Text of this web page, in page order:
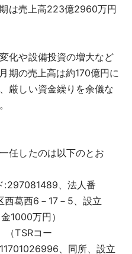
は売上高223億2960万円
化や設備投資の増大など
期の売上高は約170億円に
厳しい資金繰りを余儀な
任したのは以下のとお
:297081489、法人番
西葛西6－17－5、設立
1000万円）
（TSRコー
、同所、設立